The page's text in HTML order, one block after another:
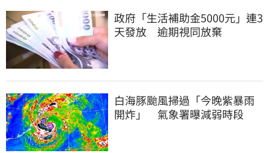
政府「生活補助金5000元」連3
天發放 逾期視同放棄
白海豚颱風掃過「今晚紫暴雨
開炸」 氣象署曝減弱時段